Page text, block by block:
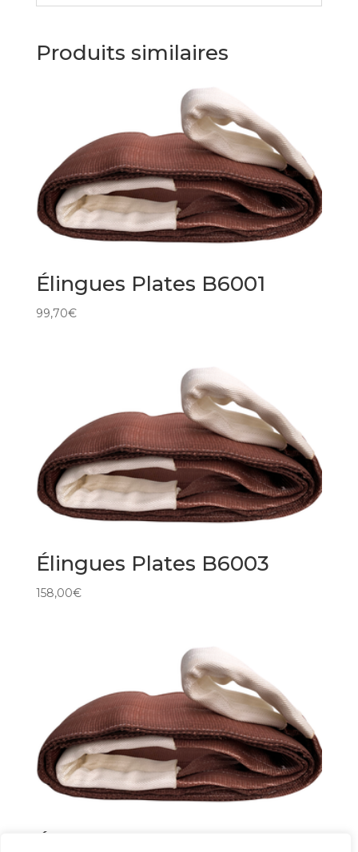
Produits similaires
Élingues Plates B6001
99,70€
Élingues Plates B6003
158,00€